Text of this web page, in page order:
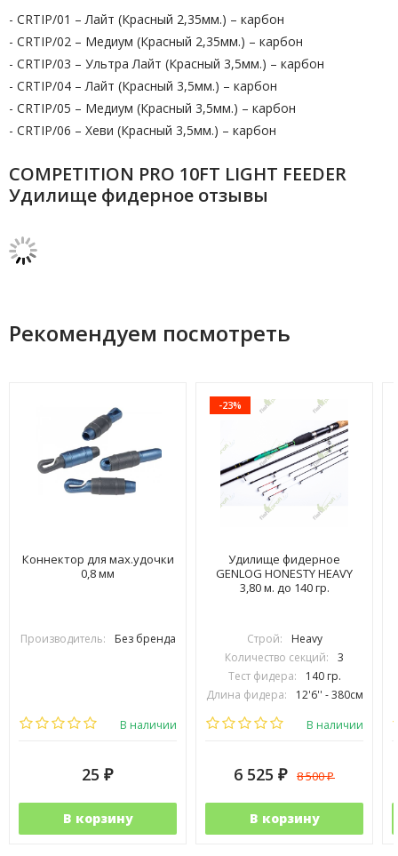
- CRTIP/01 – Лайт (Красный 2,35мм.) – карбон
- CRTIP/02 – Медиум (Красный 2,35мм.) – карбон
- CRTIP/03 – Ультра Лайт (Красный 3,5мм.) – карбон
- CRTIP/04 – Лайт (Красный 3,5мм.) – карбон
- CRTIP/05 – Медиум (Красный 3,5мм.) – карбон
- CRTIP/06 – Хеви (Красный 3,5мм.) – карбон
COMPETITION PRO 10FT LIGHT FEEDER
Удилище фидерное отзывы
Рекомендуем посмотреть
Коннектор для мах.удочки
0,8 мм
Производитель: Без бренда
В наличии
25 ₽
В корзину
-23%
Удилище фидерное
GENLOG HONESTY HEAVY
3,80 м. до 140 гр.
Строй:
Heavy
Количество секций:
3
Тест фидера:
140 гр.
Длина фидера:
12'6'' - 380см
Вес удилища (гр):
В наличии
6 525 ₽ 8 500₽
В корзину